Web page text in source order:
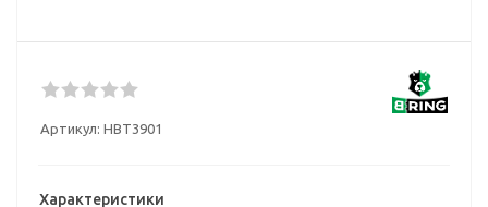
Артикул: HBT3901
Характеристики